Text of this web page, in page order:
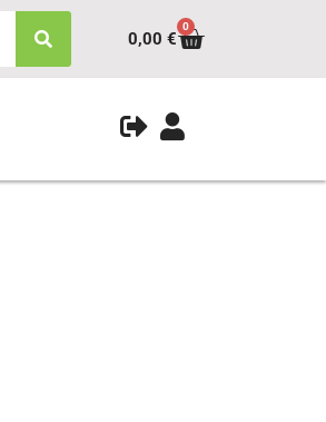
0,00 €
0